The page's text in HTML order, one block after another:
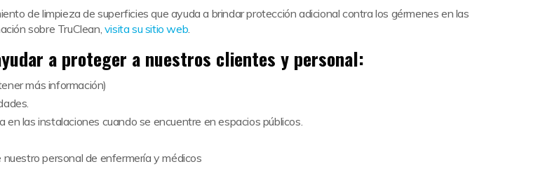
de limpieza de superficies que ayuda a brindar protección adicional contra los gérmenes en las
sobre TruClean, visita su sitio web.
a proteger a nuestros clientes y personal:
más información)
en las instalaciones cuando se encuentre en espacios públicos.
personal de enfermería y médicos